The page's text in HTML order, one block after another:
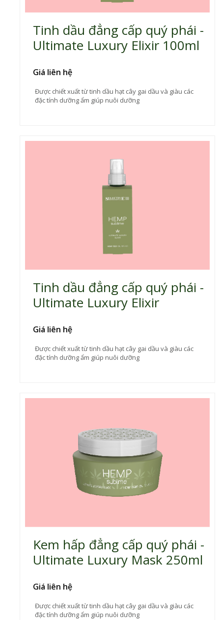
Tinh dầu đẳng cấp quý phái -
Ultimate Luxury Elixir 100ml
Giá liên hệ
Được chiết xuất từ tinh dầu hạt cây gai dầu và giàu các
đặc tính dưỡng ẩm giúp nuôi dưỡng
Tinh dầu đẳng cấp quý phái -
Ultimate Luxury Elixir
Giá liên hệ
Được chiết xuất từ tinh dầu hạt cây gai dầu và giàu các
đặc tính dưỡng ẩm giúp nuôi dưỡng
Kem hấp đẳng cấp quý phái -
Ultimate Luxury Mask 250ml
Giá liên hệ
Được chiết xuất từ tinh dầu hạt cây gai dầu và giàu các
đặc tính dưỡng ẩm giúp nuôi dưỡng